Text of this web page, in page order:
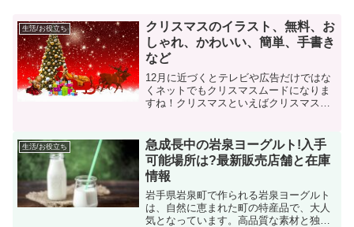
生活/お役立ち
クリスマスのイラスト、無料、お
しゃれ、かわいい、簡単、手書き
など
12月に近づくとテレビや広告だけではな
くネットでもクリスマスムードになりま
すね！クリスマスといえばクリスマスプ
手作りの包装などご用意してみてはいか
がでしょうか。もらう側...
生活/お役立ち
急成長中の岩泉ヨーグルト!入手
可能場所は?最新販売店舗と在庫
情報
岩手県岩泉町で作られる岩泉ヨーグルト
は、自然に恵まれた町の特産品で、大人
気となっています。高品質な素材と独自